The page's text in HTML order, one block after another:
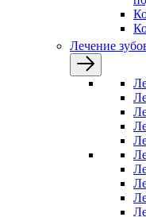
Лечение